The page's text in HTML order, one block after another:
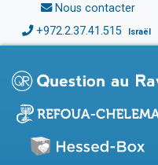
Nous contacter
+972.2.37.41.515 Israël